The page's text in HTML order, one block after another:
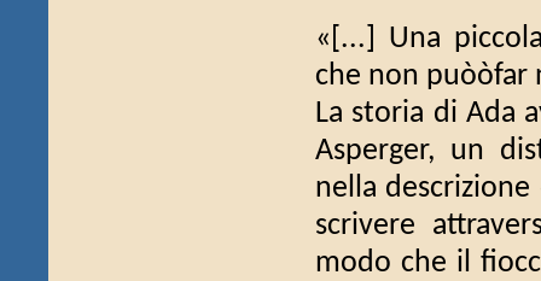
«[...] Una
che non puòòfar
La storia di Ada
Asperger, un
nella
scrivere
modo che il